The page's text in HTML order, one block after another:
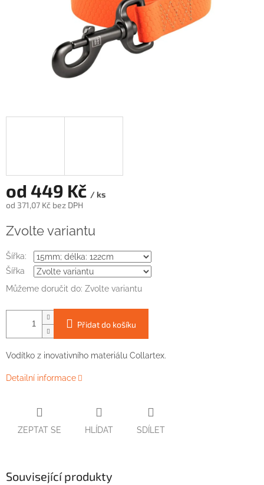
od 449 Kč / ks
od 371,07 Kč bez DPH
cena:
Zvolte variantu
Šířka:
Šířka
Můžeme doručit do: Zvolte variantu
Přidat do košíku
Vodítko z inovativního materiálu Collartex.
Detailní informace
ZEPTAT SE HLÍDAT SDÍLET
Související produkty